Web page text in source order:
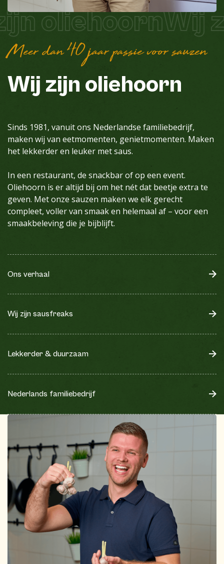
oliehoornWij
Meer dan 40 jaar passie voor sauzen
Wij zijn oliehoorn
Sinds 1981, vanuit ons Nederlandse familiebedrijf,
maken wij van eetmomenten, genietmomenten. Maken
het lekkerder en leuker met saus.
In een restaurant, de snackbar of op een event.
Oliehoorn is er altijd bij om het nét dat beetje extra te
geven. Met onze sauzen maken we elk gerecht
compleet, voller van smaak en helemaal af – voor een
smaakbeleving die je bijblijft.
Ons verhaal
Wij zijn sausfreaks
Lekkerder & duurzaam
Nederlands familiebedrijf